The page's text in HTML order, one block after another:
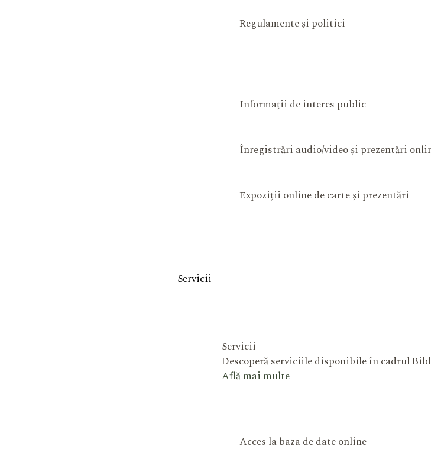
Regulamente și politici
Informații de interes public
Înregistrări audio/video și prezentări
Expoziții online de carte și prezentări
Servicii
Servicii
Descoperă serviciile disponibile în cadrul
Află mai multe
Acces la baza de date online